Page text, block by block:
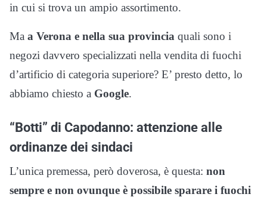
in cui si trova un ampio assortimento.
Ma a Verona e nella sua provincia quali sono i
negozi davvero specializzati nella vendita di fuochi
d’artificio di categoria superiore? E’ presto detto, lo
abbiamo chiesto a Google.
“Botti” di Capodanno: attenzione alle
ordinanze dei sindaci
L’unica premessa, però doverosa, è questa: non
sempre e non ovunque è possibile sparare i fuochi